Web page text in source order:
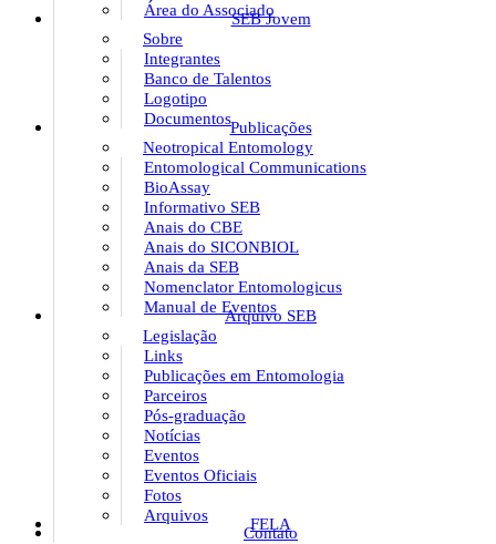
Área do Associado
SEB Jovem
Sobre
Integrantes
Banco de Talentos
Logotipo
DocumentosPublicações
Neotropical Entomology
Entomological Communications
BioAssay
Informativo SEB
Anais do CBE
Anais do SICONBIOL
Anais da SEB
Nomenclator Entomologicus
Manual de Eventos
Arquivo SEB
Legislação
Links
Publicações em Entomologia
Parceiros
Pós-graduação
Notícias
Eventos
Eventos Oficiais
Fotos
Arquivos
FELA
Contato